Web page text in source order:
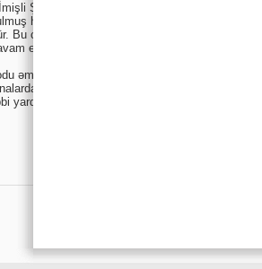
İmişli Şəkər Zavodunda istehsal prossesinin
həcmdə tam avtomatlaşdırılmışdır.
Bu cihazlar real dəyərləri qəbul edilmiş
etməsinə nəzarət edir. Bu cihazlar Türkiyə,
əməkdaşlarını sosial xidmətlərlə də təmin
ibarətdir. Zavod növbəli iş rejimində
yardım maşını ilə təchiz olunmuş tibb xidməti